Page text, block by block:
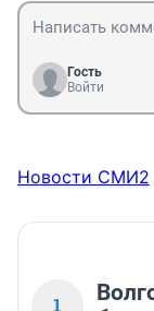
Гость
Войти
Новости СМИ2
1